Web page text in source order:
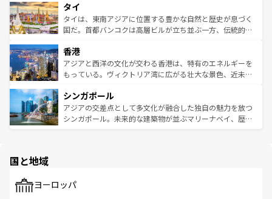
リティに包まれながら、韓国の多彩な魅力を心ゆくまで味
わってみてほしい。 なお、新着の韓国情報はコンテンツ一
覧を参照してほしい。
急速な発展と共に伝統が息づく。ハノイの古い町並みやホ
ーチミン市のフランス統治時代の建物も、独特の雰囲気を
醸し出している。また、バラエティの豊かさとおいしさで
とつ。フォーやバインミー、ベトナムコーヒーなどは、ぜ
ひ現地で味わいたい。どの地域を訪れてもあたたかい人々
が旅行者を迎えてくれるので、きっと忘れられない旅にな
参照してほしい。
タイ
タイは、東南アジアに位置する豊かな自然と歴史が息づく
国だ。首都バンコクは高層ビルが立ち並ぶ一方、伝統的な
の活気が交差している。北部ではチェンマイなどの山岳地
帯で自然と触れ合い、南部ではプーケットやクラビの美し
いビーチでリゾート気分を楽しむことができる。タイ料理
激する。気候は一年中温暖で、どの季節にも異なる楽しみ
が待っている。親しみやすいタイの人々、仏教を中心とし
た文化、そして多様な観光資源が、訪れる旅人を魅了し続
香港
アジアと西洋の文化が交わる香港は、特有のエネルギーを
もっている。ヴィクトリア湾に広がる壮大な景色、近未来
み、どこを訪れても感動するはず。観光スポットが密集し
ており、効率よく見どころを回れるのも魅力。息をのむよ
うな絶景から文化的な体験まで、香港を存分に楽しみ尽く
シンガポール
アジアの交差点として多文化が融合した独自の魅力を放つ
シンガポール。未来的な建築物が並ぶマリーナベイ、歴史
で、ホーカーズは地元の風情を楽しめる外せないスポット
国と地域
ヨーロッパ